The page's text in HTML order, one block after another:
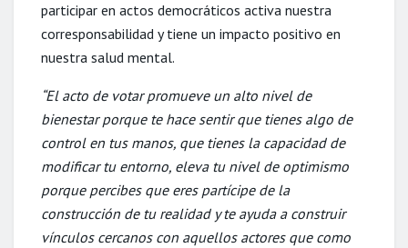
participar en actos democráticos activa nuestra
corresponsabilidad y tiene un impacto positivo en
nuestra salud mental.
“El acto de votar promueve un alto nivel de
bienestar porque te hace sentir que tienes algo de
control en tus manos, que tienes la capacidad de
modificar tu entorno, eleva tu nivel de optimismo
porque percibes que eres partícipe de la
construcción de tu realidad y te ayuda a construir
vínculos cercanos con aquellos actores que como